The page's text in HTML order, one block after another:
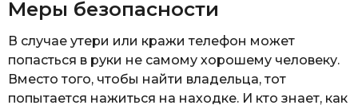
Меры безопасности
В случае утери или кражи телефон может
попасться в руки не самому хорошему человеку.
Вместо того, чтобы найти владельца, тот
попытается нажиться на находке. И кто знает, как